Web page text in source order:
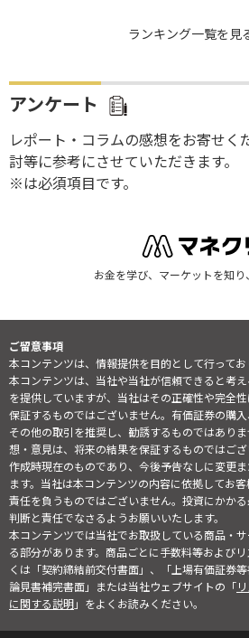
ランキング一覧を見
アンケート
レポート・コラムの感想をお寄せく
討等に参考にさせていただきます。
※は必須項目です。
お金を学び、マーケットを知り
ご留意事項
本コンテンツは、情報提供を目的として行ってお
本コンテンツは、当社や当社が信頼できると考
を提供していますが、当社はその正確性や完全
保証するものではございません。有価証券の購入
その他の取引を推奨し、勧誘するものではあり
想・意見は、将来の結果を保証するものではご
作成時現在のものであり、今後予告なしに変更
ます。当社は本コンテンツの内容に依拠してお
責任を負うものではございません。投資にかか
判断と責任でなさるようお願いいたします。
本コンテンツでは当社でお取扱している商品・
る部分があります。商品ごとに手数料等および
くは「契約締結前交付書面」、「上場有価証券
論見書補完書面」または当社ウェブサイトの「
に関する説明」をよくお読みください。